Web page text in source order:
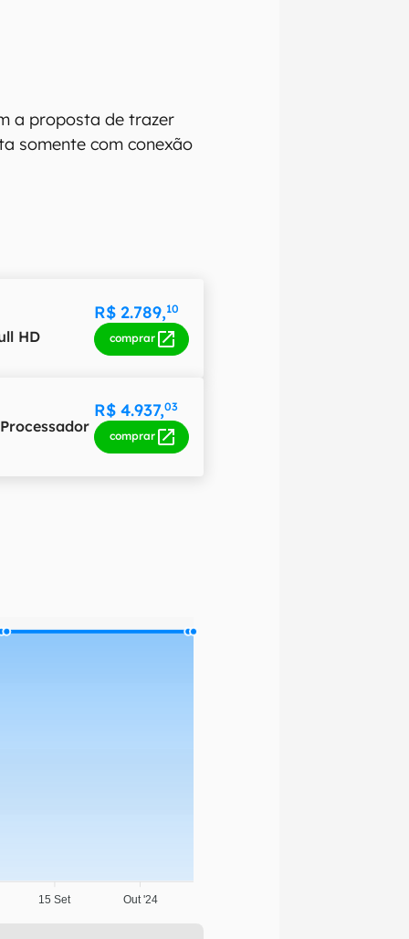
a proposta de trazer
somente com conexão
HD
R$ 2.789,10
comprar
R$ 4.937,03
comprar
15 Set Out '24